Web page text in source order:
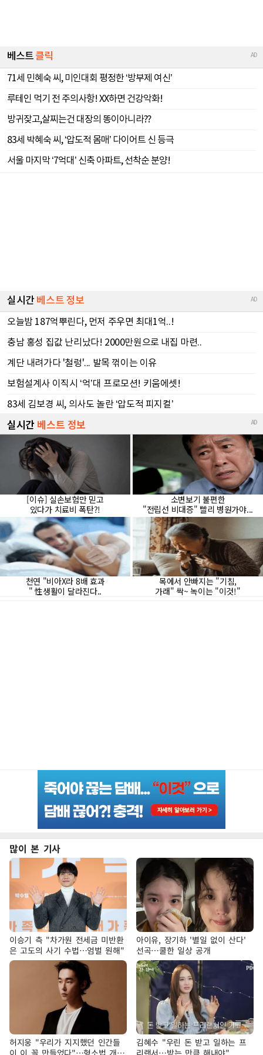
많이 본 기사
이승기 측 "차가원 전세금 미반환
은 고도의 사기 수법…엄벌 원해"
아이유, 장기하 '별일 없이 산다'
선곡…쿨한 일상 공개
허지웅 "우리가 지지했던 인간들
김혜수 "우린 돈 받고 일하는 프